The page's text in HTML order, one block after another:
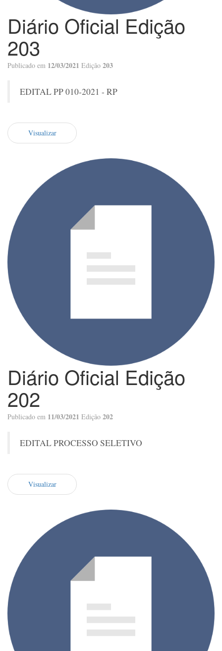
Diário Oficial Edição
203
Publicado em 12/03/2021 Edição 203
EDITAL PP 010-2021 - RP
Visualizar
Diário Oficial Edição
202
Publicado em 11/03/2021 Edição 202
EDITAL PROCESSO SELETIVO
Visualizar